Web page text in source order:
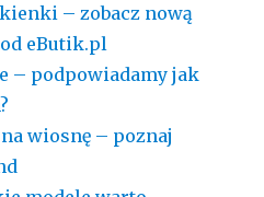
– zobacz nową
eButik.pl
– podpowiadamy jak
wiosnę – poznaj